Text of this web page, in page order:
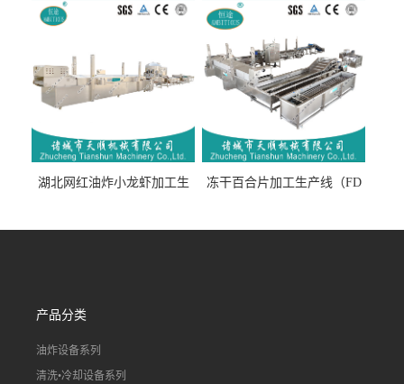
流水线）
湖北网红油炸小龙虾加工生
线）
冻干百合片加工生产线（FD
线）
产品分类
油炸设备系列
清洗•冷却设备系列